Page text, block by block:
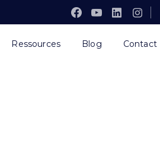
Ressources Blog Contact